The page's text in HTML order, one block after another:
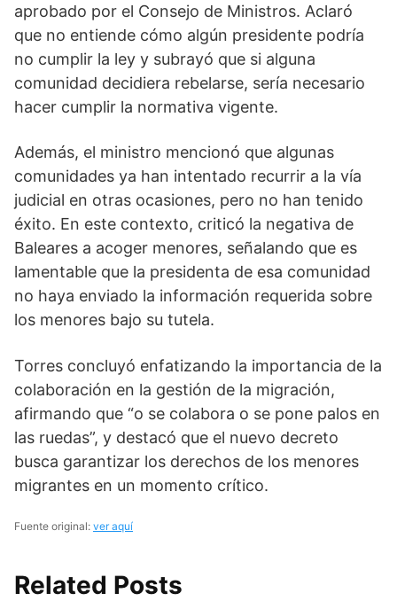
aprobado por el Consejo de Ministros. Aclaró
que no entiende cómo algún presidente podría
no cumplir la ley y subrayó que si alguna
comunidad decidiera rebelarse, sería necesario
hacer cumplir la normativa vigente.
Además, el ministro mencionó que algunas
comunidades ya han intentado recurrir a la vía
judicial en otras ocasiones, pero no han tenido
éxito. En este contexto, criticó la negativa de
Baleares a acoger menores, señalando que es
lamentable que la presidenta de esa comunidad
no haya enviado la información requerida sobre
los menores bajo su tutela.
Torres concluyó enfatizando la importancia de la
colaboración en la gestión de la migración,
afirmando que “o se colabora o se pone palos en
las ruedas”, y destacó que el nuevo decreto
busca garantizar los derechos de los menores
migrantes en un momento crítico.
Fuente original: ver aquí
Related Posts